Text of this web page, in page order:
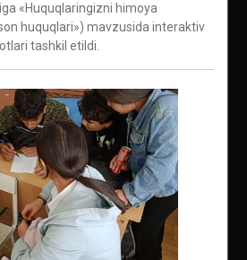
«Huquqlaringizni himoya
huquqlari») mavzusida interaktiv
tashkil etildi.